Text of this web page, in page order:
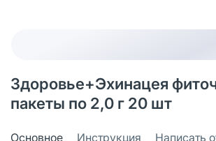
Здоровье+Эхинацея
пакеты по 2,0 г 20 шт
Основное Инструкция Написать